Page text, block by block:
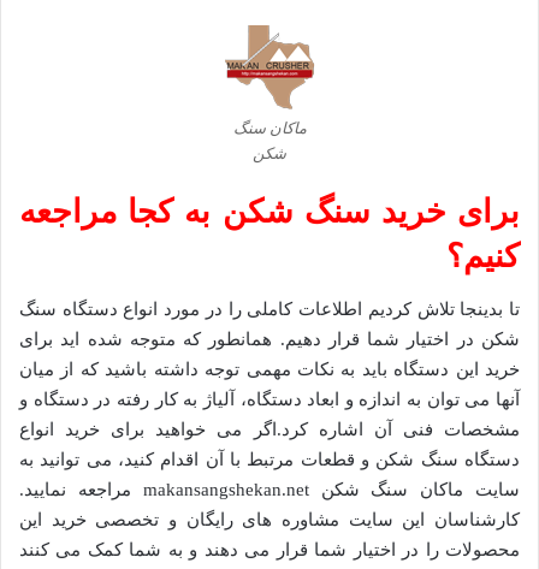
ماکان سنگ
شکن
برای خرید سنگ شکن به کجا مراجعه
کنیم؟
تا بدینجا تلاش کردیم اطلاعات کاملی را در مورد انواع دستگاه سنگ
شکن در اختیار شما قرار دهیم. همانطور که متوجه شده اید برای
خرید این دستگاه باید به نکات مهمی توجه داشته باشید که از میان
آنها می توان به اندازه و ابعاد دستگاه، آلیاژ به کار رفته در دستگاه و
مشخصات فنی آن اشاره کرد.اگر می خواهید برای خرید انواع
دستگاه سنگ شکن و قطعات مرتبط با آن اقدام کنید، می توانید به
سایت ماکان سنگ شکن makansangshekan.net مراجعه نمایید.
کارشناسان این سایت مشاوره های رایگان و تخصصی خرید این
محصولات را در اختیار شما قرار می دهند و به شما کمک می کنند